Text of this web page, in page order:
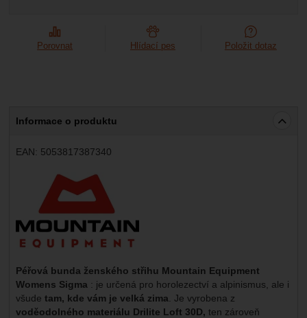
Porovnat Hlídací pes Položit dotaz
Informace o produktu
EAN: 5053817387340
Výrobce:
Péřová bunda ženského střihu Mountain Equipment
Womens Sigma : je určená pro horolezectví a alpinismus, ale i
všude tam, kde vám je velká zima . Je vyrobena z
voděodolného materiálu Drilite Loft 30D, ten zároveň